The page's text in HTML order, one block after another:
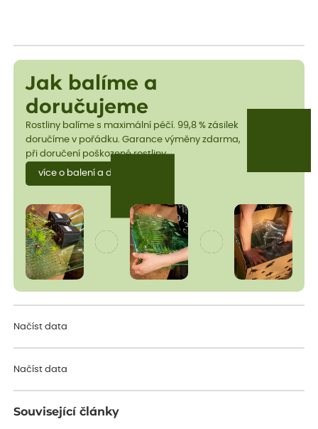
Jak balíme a
doručujeme
Rostliny balíme s maximální péčí. 99,8 % zásilek
doručíme v pořádku. Garance výměny zdarma,
při doručení poškozené rostliny.
více o balení a dopravě
Načíst data
Načíst data
Související články